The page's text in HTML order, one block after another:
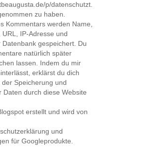
p/datenschutzt.
zu haben.
Kommentars werden Name,
IP-Adresse und
gespeichert. Du
natürlich später
lassen. Indem du mir
erklärst du dich
Speicherung und
Daten durch diese Website
erstellt und wird von
und
für Googleprodukte.